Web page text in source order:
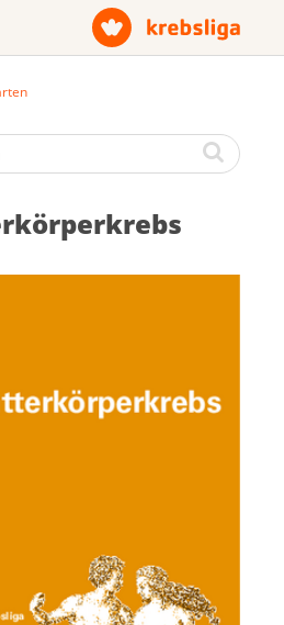
Archiv
/ Infomaterial
Webseite